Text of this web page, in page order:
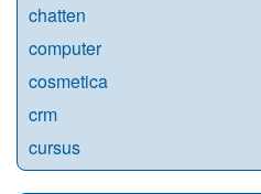
chatten
computer
cosmetica
crm
cursus